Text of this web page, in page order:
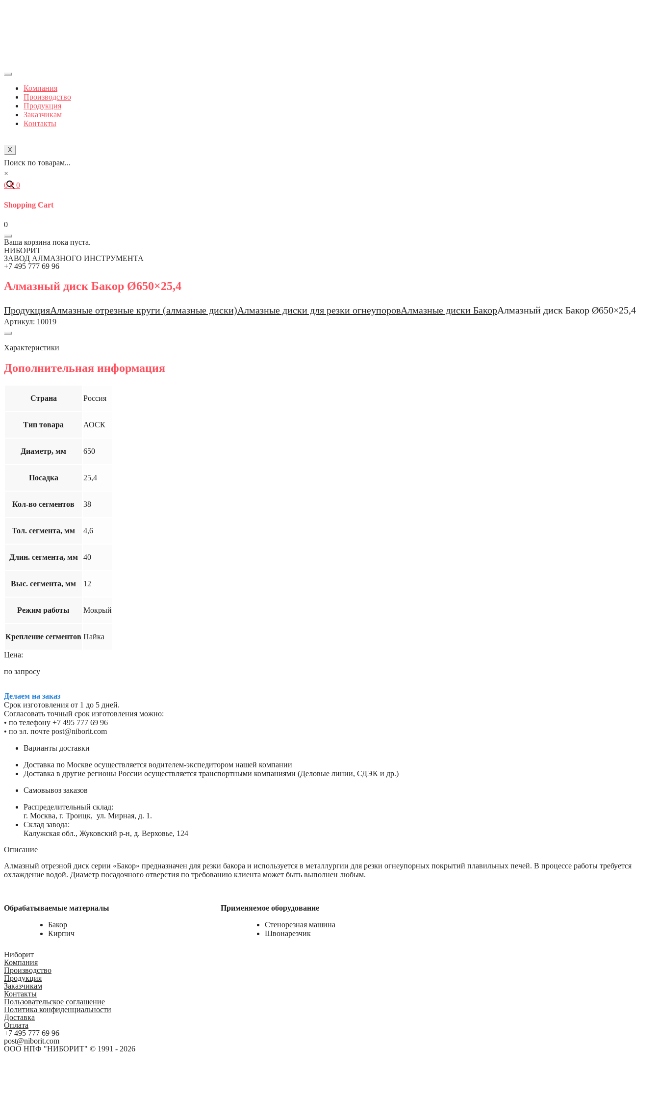
Компания
Производство
Продукция
Заказчикам
Контакты
X
Поиск по товарам...
×
0₽ 0
Shopping Cart
0
Ваша корзина пока пуста.
НИБОРИТ
ЗАВОД АЛМАЗНОГО ИНСТРУМЕНТА
+7 495 777 69 96
Алмазный диск Бакор Ø650×25,4
ПродукцияАлмазные отрезные круги (алмазные диски)Алмазные диски для резки огнеупоровАлмазные диски БакорАлмазный диск Бакор Ø650×25,4
Артикул: 10019
Характеристики
Дополнительная информация
Страна Россия
Тип товара АОСК
Диаметр, мм 650
Посадка 25,4
Кол-во сегментов 38
Тол. сегмента, мм 4,6
Длин. сегмента, мм 40
Выс. сегмента, мм 12
Режим работы Мокрый
Крепление сегментов Пайка
Цена:
по запросу
Делаем на заказ
Срок изготовления от 1 до 5 дней.
Согласовать точный срок изготовления можно:
• по телефону +7 495 777 69 96
• по эл. почте post@niborit.com
Варианты доставки
Доставка по Москве осуществляется водителем-экспедитором нашей компании
Доставка в другие регионы России осуществляется транспортными компаниями (Деловые линии, СДЭК и др.)
Самовывоз заказов
Распределительный склад:
г. Москва, г. Троицк, ул. Мирная, д. 1.
Склад завода:
Калужская обл., Жуковский р-н, д. Верховье, 124
Описание
Алмазный отрезной диск серии «Бакор» предназначен для резки бакора и используется в металлургии для резки огнеупорных покрытий плавильных печей. В процессе работы требуется
охлаждение водой. Диаметр посадочного отверстия по требованию клиента может быть выполнен любым.
Обрабатываемые материалы
Бакор
Кирпич
Применяемое оборудование
Стенорезная машина
Швонарезчик
Ниборит
Компания
Производство
Продукция
Заказчикам
Контакты
Пользовательское соглашение
Политика конфиденциальности
Доставка
Оплата
+7 495 777 69 96
post@niborit.com
ООО НПФ "НИБОРИТ" © 1991 - 2026